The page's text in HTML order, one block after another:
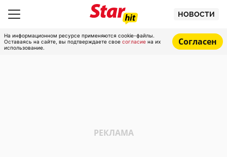
НОВОСТИ
На информационном ресурсе применяются cookie-файлы.
Оставаясь на сайте, вы подтверждаете свое согласие на их
использование.
Согласен